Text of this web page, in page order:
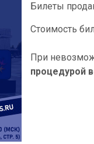
Билеты
Стоимость
При
процедурой